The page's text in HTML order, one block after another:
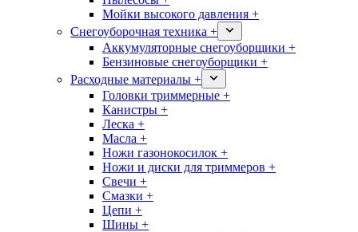
Мойки высокого давления +
Снегоуборочная техника +
Аккумуляторные снегоуборщики +
Бензиновые снегоуборщики +
Расходные материалы +
Головки триммерные +
Канистры +
Леска +
Масла +
Ножи газонокосилок +
Ножи и диски для триммеров +
Свечи +
Смазки +
Цепи +
Шины +